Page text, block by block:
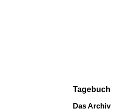
Tagebuch
Das Archiv